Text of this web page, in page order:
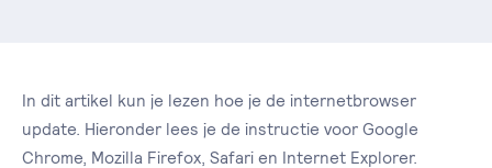
In dit artikel kun je lezen hoe je de internetbrowser
update. Hieronder lees je de instructie voor Google
Chrome, Mozilla Firefox, Safari en Internet Explorer.